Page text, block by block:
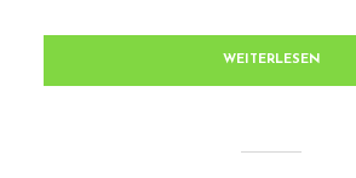
WEITERLESEN